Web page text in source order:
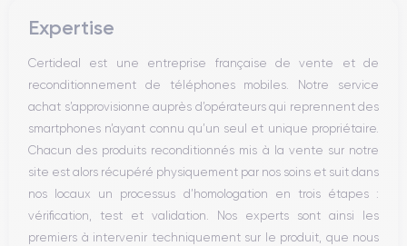
Haut parleur
Bouton Home
Bluetooth
WiFi
Réseau
Vibreur
Prise USB
Expertise
Certideal est une entreprise française de vente et de
reconditionnement de téléphones mobiles. Notre service
achat s’approvisionne auprès d’opérateurs qui reprennent des
smartphones n’ayant connu qu’un seul et unique propriétaire.
Chacun des produits reconditionnés mis à la vente sur notre
site est alors récupéré physiquement par nos soins et suit dans
nos locaux un processus d’homologation en trois étapes :
vérification, test et validation. Nos experts sont ainsi les
premiers à intervenir techniquement sur le produit, que nous